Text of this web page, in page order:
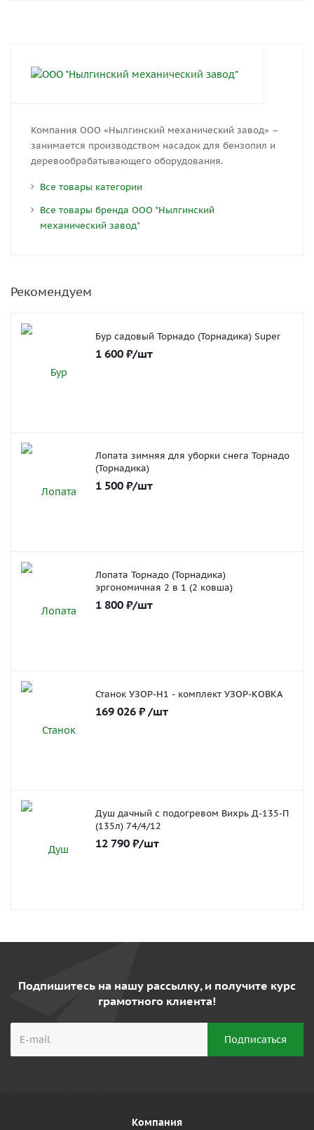
Компания ООО «Нылгинский механический завод» –
занимается производством насадок для бензопил и
деревообрабатывающего оборудования.
Все товары категории
Все товары бренда ООО "Нылгинский
механический завод"
Рекомендуем
Бур садовый Торнадо (Торнадика) Super
1 600 ₽/шт
Лопата зимняя для уборки снега Торнадо
(Торнадика)
1 500 ₽/шт
Лопата Торнадо (Торнадика)
эргономичная 2 в 1 (2 ковша)
1 800 ₽/шт
Станок УЗОР-Н1 - комплект УЗОР-КОВКА
169 026 ₽ /шт
Душ дачный с подогревом Вихрь Д-135-П
(135л) 74/4/12
12 790 ₽/шт
Подпишитесь на нашу рассылку, и получите курс
грамотного клиента!
Компания